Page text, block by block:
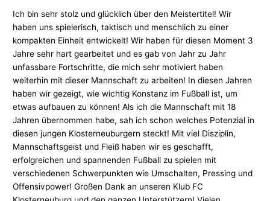
Ich bin sehr stolz und glücklich über den Meistertitel! Wir
haben uns spielerisch, taktisch und menschlich zu einer
kompakten Einheit entwickelt! Wir haben für diesen Moment 3
Jahre sehr hart gearbeitet und es gab von Jahr zu Jahr
unfassbare Fortschritte, die mich sehr motiviert haben
weiterhin mit dieser Mannschaft zu arbeiten! In diesen Jahren
haben wir gezeigt, wie wichtig Konstanz im Fußball ist, um
etwas aufbauen zu können! Als ich die Mannschaft mit 18
Jahren übernommen habe, sah ich schon welches Potenzial in
diesen jungen Klosterneuburgern steckt! Mit viel Disziplin,
Mannschaftsgeist und Fleiß haben wir es geschafft,
erfolgreichen und spannenden Fußball zu spielen mit
verschiedenen Schwerpunkten wie Umschalten, Pressing und
Offensivpower! Großen Dank an unseren Klub FC